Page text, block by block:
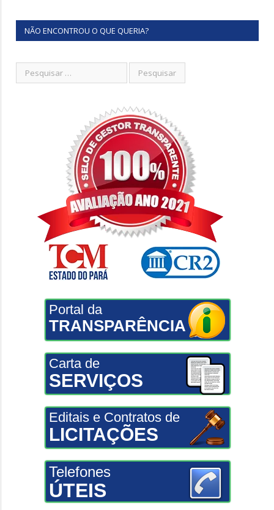
NÃO ENCONTROU O QUE QUERIA?
Portal da
TRANSPARÊNCIA
Carta de
SERVIÇOS
Editais e Contratos de
LICITAÇÕES
Telefones
ÚTEIS